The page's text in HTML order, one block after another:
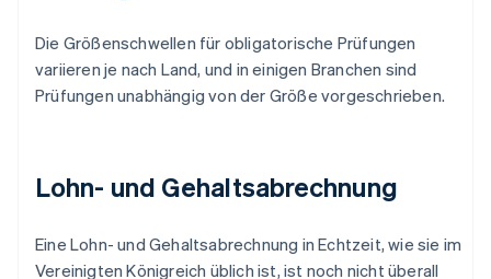
Die Größenschwellen für obligatorische Prüfungen
variieren je nach Land, und in einigen Branchen sind
Prüfungen unabhängig von der Größe vorgeschrieben.
Lohn- und Gehaltsabrechnung
Eine Lohn- und Gehaltsabrechnung in Echtzeit, wie sie im
Vereinigten Königreich üblich ist, ist noch nicht überall